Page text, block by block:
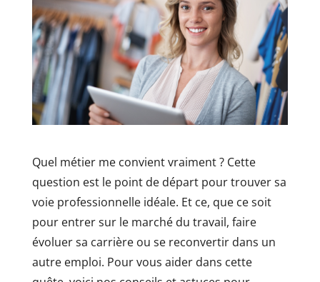
Quel métier me convient vraiment ? Cette
question est le point de départ pour trouver sa
voie professionnelle idéale. Et ce, que ce soit
pour entrer sur le marché du travail, faire
évoluer sa carrière ou se reconvertir dans un
autre emploi. Pour vous aider dans cette